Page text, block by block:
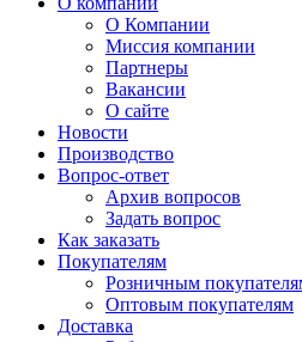
О Компании
Миссия компании
Партнеры
Вакансии
О сайте
Новости
Производство
Вопрос-ответ
Архив вопросов
Задать вопрос
Как заказать
Покупателям
Розничным
Оптовым покупателям
Доставка